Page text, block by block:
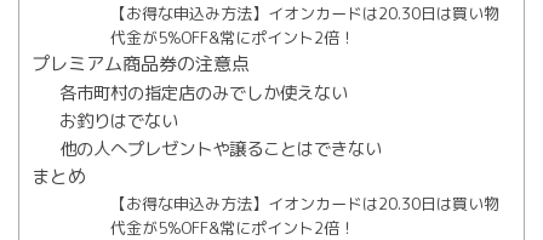
【お得な申込み方法】イオンカードは20.30日は買い物
代金が5%OFF&常にポイント2倍！
プレミアム商品券の注意点
各市町村の指定店のみでしか使えない
お釣りはでない
他の人へプレゼントや譲ることはできない
まとめ
【お得な申込み方法】イオンカードは20.30日は買い物
代金が5%OFF&常にポイント2倍！